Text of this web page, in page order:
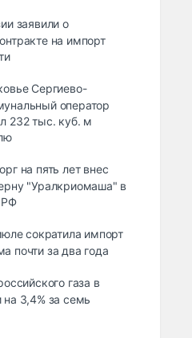
заявили о
на импорт
Сергиево-
оператор
232 тыс. куб. м
на пять лет внес
"Уралкриомаша" в
РФ
сократила импорт
почти за два года
газа в
3,4% за семь